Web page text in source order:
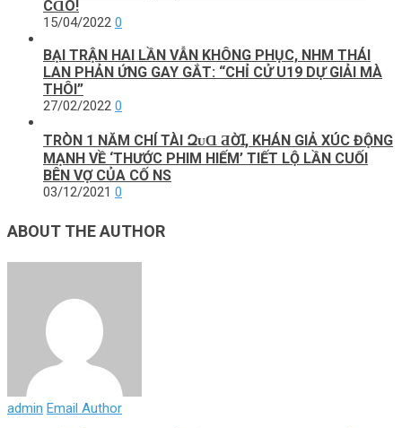
CⱭO!
15/04/2022 0
BẠI TRẬN HAI LẦN VẪN KHÔNG PHỤC, NHM THÁI
LAN PHẢN ỨNG GAY GẮT: “CHỈ CỬ U19 DỰ GIẢI MÀ
THÔI”
27/02/2022 0
TRÒN 1 NĂM CHÍ TÀI ԶᴜⱭ ƋỜꞮ, KHÁN GIẢ XÚC ĐỘNG
MẠNH VỀ ‘THƯỚC PHIM HIẾM’ TIẾT LỘ LẦN CUỐI
BÊN VỢ CỦA CỐ NS
03/12/2021 0
ABOUT THE AUTHOR
admin Email Author